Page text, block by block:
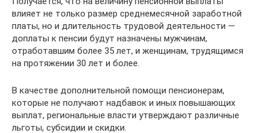
влияет не только размер среднемесячной заработной
платы, но и длительность трудовой деятельности —
доплаты к пенсии будут назначены мужчинам,
отработавшим более 35 лет, и женщинам, трудящимся
на протяжении 30 лет и более.
В качестве дополнительной помощи пенсионерам,
которые не получают надбавок и иных повышающих
выплат, региональные власти утверждают различные
льготы, субсидии и скидки.